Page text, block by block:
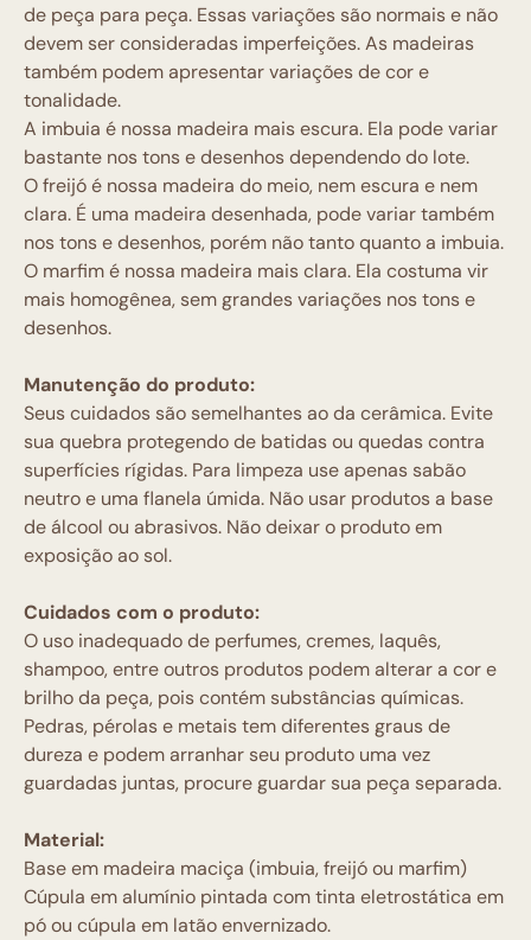
de peça para peça. Essas variações são normais e não
devem ser consideradas imperfeições. As madeiras
também podem apresentar variações de cor e
tonalidade.
A imbuia é nossa madeira mais escura. Ela pode variar
bastante nos tons e desenhos dependendo do lote.
O freijó é nossa madeira do meio, nem escura e nem
clara. É uma madeira desenhada, pode variar também
nos tons e desenhos, porém não tanto quanto a imbuia.
O marfim é nossa madeira mais clara. Ela costuma vir
mais homogênea, sem grandes variações nos tons e
desenhos.
Manutenção do produto:
Seus cuidados são semelhantes ao da cerâmica. Evite
sua quebra protegendo de batidas ou quedas contra
superfícies rígidas. Para limpeza use apenas sabão
neutro e uma flanela úmida. Não usar produtos a base
de álcool ou abrasivos. Não deixar o produto em
exposição ao sol.
Cuidados com o produto:
O uso inadequado de perfumes, cremes, laquês,
shampoo, entre outros produtos podem alterar a cor e
brilho da peça, pois contém substâncias químicas.
Pedras, pérolas e metais tem diferentes graus de
dureza e podem arranhar seu produto uma vez
guardadas juntas, procure guardar sua peça separada.
Material:
Base em madeira maciça (imbuia, freijó ou marfim)
Cúpula em alumínio pintada com tinta eletrostática em
pó ou cúpula em latão envernizado.